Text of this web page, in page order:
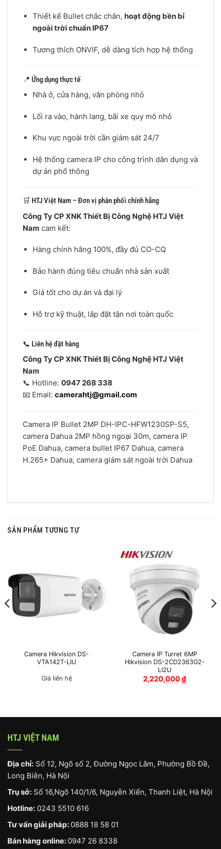
Thiết kế Bullet chắc chắn, hoạt động bền bỉ
ngoài trời chuẩn IP67
Tương thích ONVIF, dễ dàng tích hợp hệ thống
📍 Ứng dụng thực tế
Nhà ở, cửa hàng, văn phòng nhỏ
Lối ra vào, hành lang, bãi xe quy mô nhỏ
Khu vực ngoài trời cần giám sát 24/7
Hệ thống camera IP cho công trình dân dụng và
dự án phổ thông
🛒 HTJ Việt Nam – Đơn vị phân phối chính hãng
Công Ty CP XNK Thiết Bị Công Nghệ HTJ Việt
Nam cam kết:
Hàng chính hãng 100%, đầy đủ CO-CQ
Bảo hành đúng tiêu chuẩn nhà sản xuất
Giá tốt cho dự án và đại lý
Hỗ trợ kỹ thuật, lắp đặt tận nơi toàn quốc
📞 Liên hệ đặt hàng
Công Ty CP XNK Thiết Bị Công Nghệ HTJ Việt
Nam
📞 Hotline: 0947 268 338
📧 Email: camerahtj@gmail.com
Camera IP Bullet 2MP DH-IPC-HFW1230SP-S5,
camera Dahua 2MP hồng ngoại 30m, camera IP
PoE Dahua, camera bullet IP67 Dahua, camera
H.265+ Dahua, camera giám sát ngoài trời Dahua
SẢN PHẨM TƯƠNG TỰ
Camera Hikvision DS-
VTA142T-LIU
Giá liên hệ
Camera IP Turret 6MP
Hikvision DS-2CD2363G2-
LI2U
2,220,000₫
HTJ VIỆT NAM
Địa chỉ: Số 12, Ngõ số 2, Đường Ngọc Lâm, Phường Bồ Đề,
Long Biên, Hà Nội
Trụ sở: Số 16,Ngõ 140/1/6, Nguyễn Xiển, Thanh Liệt, Hà Nội
Hotline: 0243 5510 616
Tư vấn giải pháp: 0888 18 58 01
Bán hàng online: 0947 26 8338